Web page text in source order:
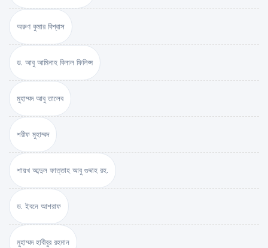
অরুণ কুমার বিশ্বাস
ড. আবু আমিনাহ বিলাল ফিলিপ্স
মুহাম্মদ আবু তালেব
শরীফ মুহাম্মদ
শায়খ আব্দুল ফাত্তাহ আবু গুদ্দাহ রহ.
ড. ইবনে আশরাফ
মুহাম্মদ হাবীবুর রহমান